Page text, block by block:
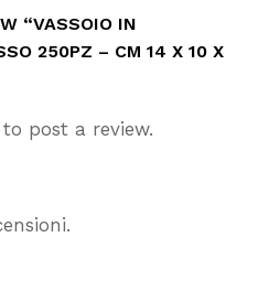
“VASSOIO IN
250PZ – CM 14 X 10 X
to post a review.